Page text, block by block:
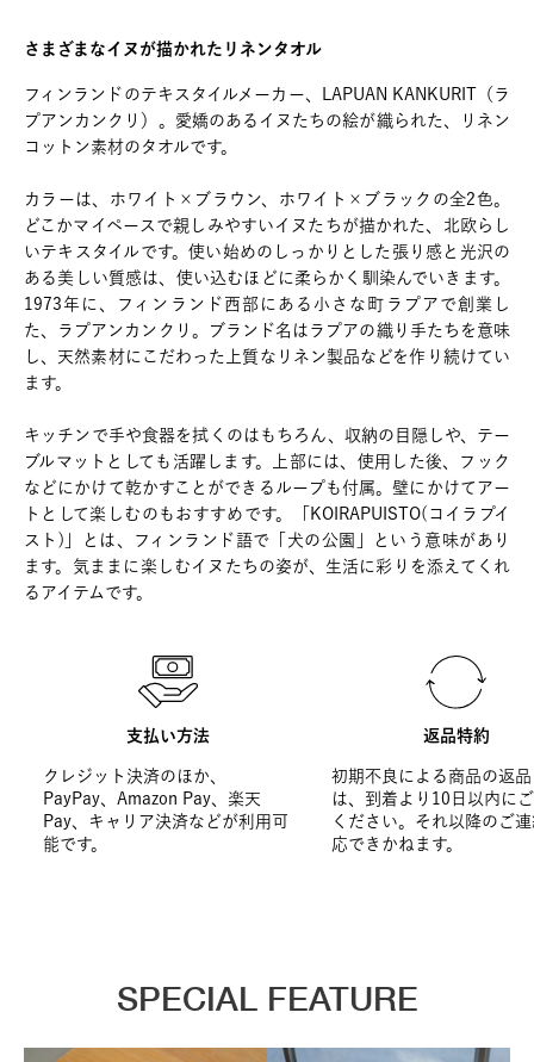
さまざまなイヌが描かれたリネンタオル
フィンランドのテキスタイルメーカー、LAPUAN KANKURIT（ラ
プアンカンクリ）。愛嬌のあるイヌたちの絵が織られた、リネン
コットン素材のタオルです。
カラーは、ホワイト×ブラウン、ホワイト×ブラックの全2色。
どこかマイペースで親しみやすいイヌたちが描かれた、北欧らし
いテキスタイルです。使い始めのしっかりとした張り感と光沢の
ある美しい質感は、使い込むほどに柔らかく馴染んでいきます。
1973年に、フィンランド西部にある小さな町ラプアで創業し
た、ラプアンカンクリ。ブランド名はラプアの織り手たちを意味
し、天然素材にこだわった上質なリネン製品などを作り続けてい
ます。
キッチンで手や食器を拭くのはもちろん、収納の目隠しや、テー
ブルマットとしても活躍します。上部には、使用した後、フック
などにかけて乾かすことができるループも付属。壁にかけてアー
トとして楽しむのもおすすめです。「KOIRAPUISTO(コイラプイ
スト)」とは、フィンランド語で「犬の公園」という意味があり
ます。気ままに楽しむイヌたちの姿が、生活に彩りを添えてくれ
るアイテムです。
支払い方法
クレジット決済のほか、
PayPay、Amazon Pay、楽天
Pay、キャリア決済などが利用可
能です。
返品特約
初期不良による商品の返
は、到着より10日以内に
ください。それ以降のご
応できかねます。
SPECIAL FEATURE